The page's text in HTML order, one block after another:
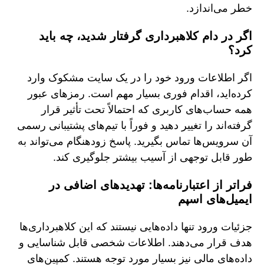
خطر می‌اندازد.
اگر در دام کلاهبرداری گرفتار شدید، چه باید
کرد؟
اگر اطلاعات ورود خود را در یک سایت مشکوک وارد
کرده‌اید، اقدام فوری بسیار مهم است. رمزهای عبور
همه حساب‌های کاربری که احتمالاً تحت تأثیر قرار
گرفته‌اند را تغییر دهید و فوراً با تیم‌های پشتیبانی رسمی
آن سرویس‌ها تماس بگیرید. پاسخ زودهنگام می‌تواند به
طور قابل توجهی از آسیب بیشتر جلوگیری کند.
فراتر از اعتبارنامه‌ها: تهدیدهای اضافی در
ایمیل‌های اسپم
جزئیات ورود تنها داده‌هایی نیستند که این کلاهبرداری‌ها
هدف قرار می‌دهند. اطلاعات شخصی قابل شناسایی و
داده‌های مالی نیز بسیار مورد توجه هستند. کمپین‌های